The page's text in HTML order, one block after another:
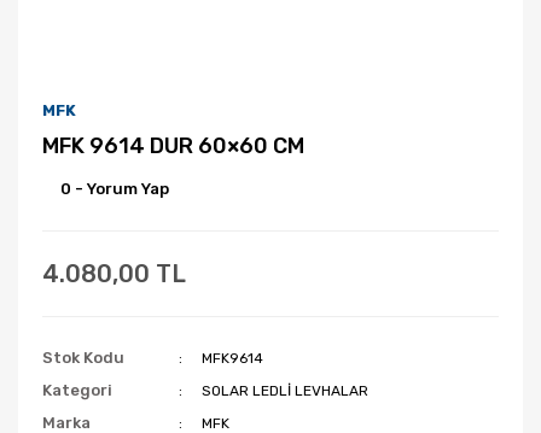
MFK
MFK 9614 DUR 60×60 CM
0 - Yorum Yap
4.080,00 TL
Stok Kodu MFK9614
Kategori SOLAR LEDLİ LEVHALAR
Marka MFK